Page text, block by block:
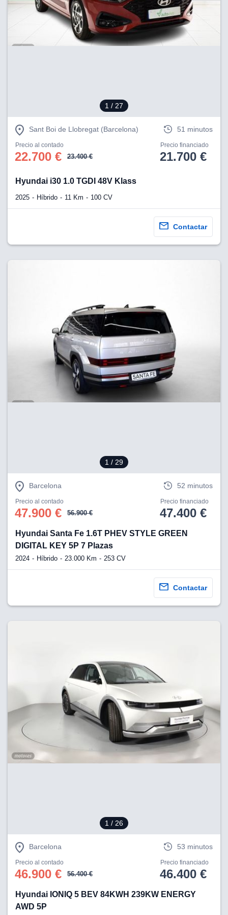
1 / 27
Sant Boi de Llobregat (Barcelona) 51 minutos
Precio al contado
22.700 € 23.400 €
Precio financiado
21.700 €
Hyundai i30 1.0 TGDI 48V Klass
2025 Híbrido 11 Km 100 CV
Contactar
1 / 29
Barcelona 52 minutos
Precio al contado
47.900 € 56.900 €
Precio financiado
47.400 €
Hyundai Santa Fe 1.6T PHEV STYLE GREEN
DIGITAL KEY 5P 7 Plazas
2024 Híbrido 23.000 Km 253 CV
Contactar
1 / 26
Barcelona 53 minutos
Precio al contado
46.900 € 56.400 €
Precio financiado
46.400 €
Hyundai IONIQ 5 BEV 84KWH 239KW ENERGY
AWD 5P